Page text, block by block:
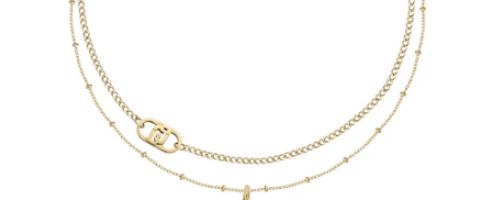
VŠE O NÁKUPU
KONTAKT
WHATSAPP VIBER